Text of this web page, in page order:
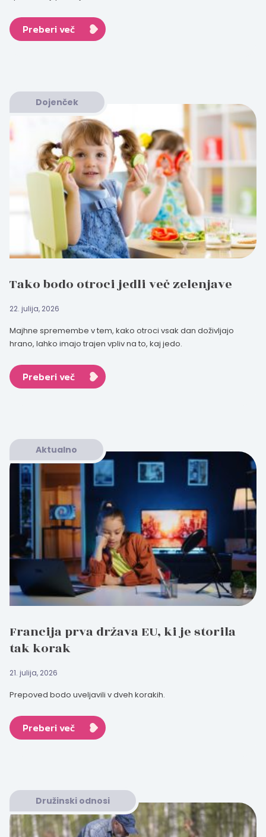
Preberi več
Dojenček
Tako bodo otroci jedli več zelenjave
22. julija, 2026
Majhne spremembe v tem, kako otroci vsak dan doživljajo
hrano, lahko imajo trajen vpliv na to, kaj jedo.
Preberi več
Aktualno
Francija prva država EU, ki je storila
tak korak
21. julija, 2026
Prepoved bodo uveljavili v dveh korakih.
Preberi več
Družinski odnosi